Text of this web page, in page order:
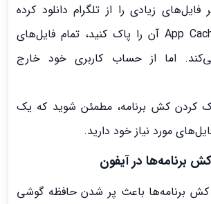
فایل‌های زیادی را از تلگرام دانلود کرده
باشید و سپس App Cache آن را پاک کنید، تمام فایل‌های
اما از حساب کاربری خود خارج
پاک کردن کش برنامه، مطمئن شوید که یک
مورد نیاز خود دارید.
برنامه‌ها در آیفون
کش برنامه‌ها باعث پر شدن حافظه گوشی